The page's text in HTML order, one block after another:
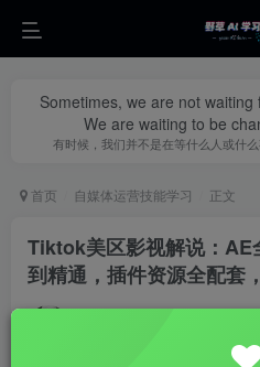
Sometimes, we are not
We are waiting to be
有时候，我们并不是在等什么人或什
首页 自媒体运营技能学习 正文
Tiktok美区影视解说：AE
到精通，插件资源全配套